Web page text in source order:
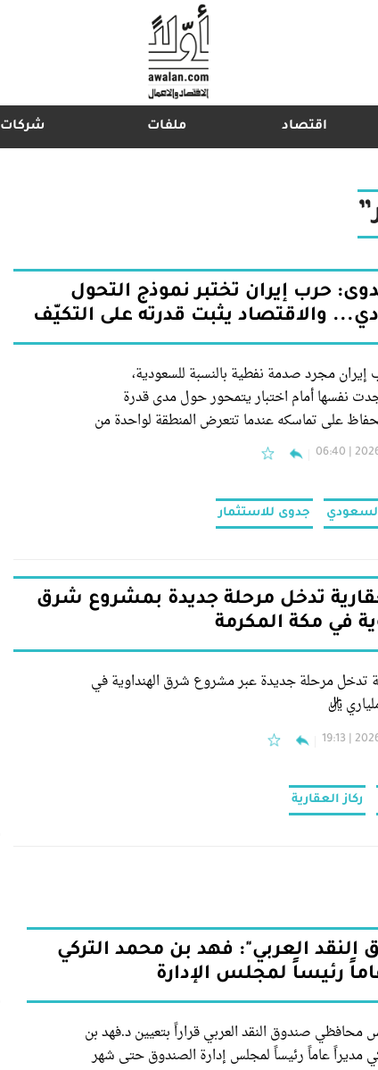
اقتصاد ملفات شركات
حرب إيران تختبر نموذج التحول
والاقتصاد يثبت قدرته على التكيّف
مجرد صدمة نفطية بالنسبة للسعودية،
نفسها أمام اختبار يتمحور حول مدى قدرة
على تماسكه عندما تتعرض المنطقة لواحدة من
الجيوسياسية واللوجستية منذ عقود.2026-
جدوى للاستثمار
تدخل مرحلة جديدة بمشروع شرق
في مكة المكرمة
تدخل مرحلة جديدة عبر مشروع شرق الهنداوية في
ريال
2026-
ركاز العقارية
النقد العربي": فهد بن محمد التركي
رئيساً لمجلس الإدارة
صندوق النقد العربي قراراً بتعيين د.فهد بن
مديراً عاماً رئيساً لمجلس إدارة الصندوق حتى شهر